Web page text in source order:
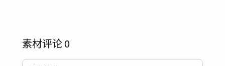
素材评论0